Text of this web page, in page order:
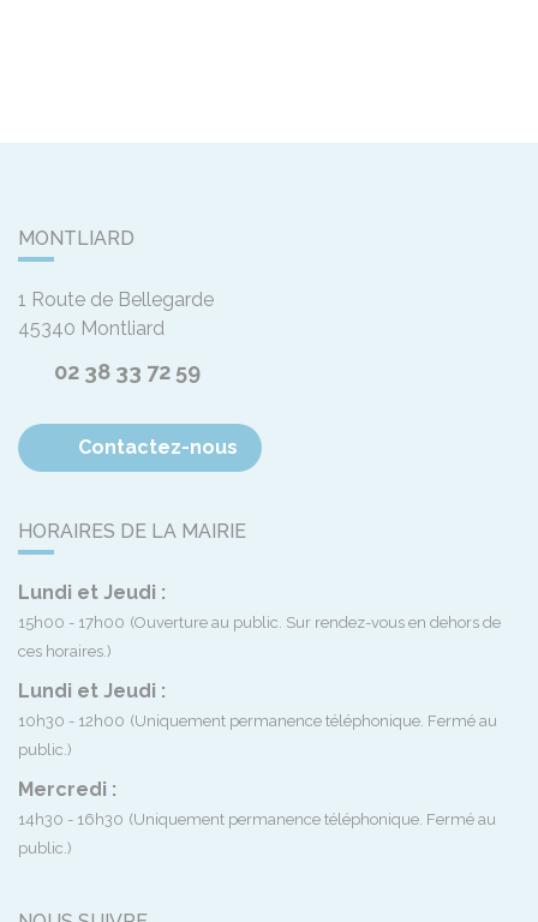
MONTLIARD
1 Route de Bellegarde
45340 Montliard
02 38 33 72 59
Contactez-nous
HORAIRES DE LA MAIRIE
Lundi et Jeudi :
15h00 - 17h00 (Ouverture au public. Sur rendez-vous en dehors de
ces horaires.)
Lundi et Jeudi :
10h30 - 12h00 (Uniquement permanence téléphonique. Fermé au
public.)
Mercredi :
14h30 - 16h30 (Uniquement permanence téléphonique. Fermé au
public.)